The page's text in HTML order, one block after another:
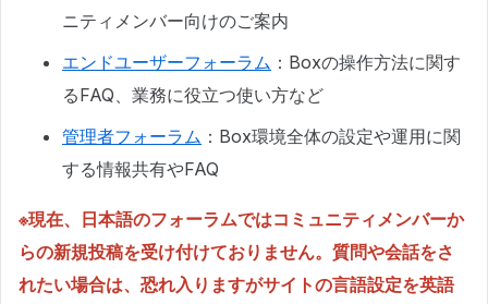
ニティメンバー向けのご案内
エンドユーザーフォーラム ：Boxの操作方法に関す
るFAQ、業務に役立つ使い方など
管理者フォーラム ：Box環境全体の設定や運用に関
する情報共有やFAQ
※現在、日本語のフォーラムではコミュニティメンバーか
らの新規投稿を受け付けておりません。質問や会話をさ
れたい場合は、恐れ入りますがサイトの言語設定を英語